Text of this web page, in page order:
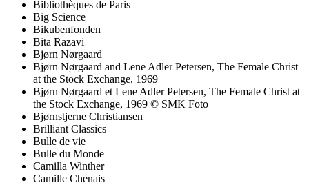
Bibliothèques de Paris
Big Science
Bikubenfonden
Bita Razavi
Bjørn Nørgaard
Bjørn Nørgaard and Lene Adler Petersen, The Female Christ
at the Stock Exchange, 1969
Bjørn Nørgaard et Lene Adler Petersen, The Female Christ at
the Stock Exchange, 1969 © SMK Foto
Bjørnstjerne Christiansen
Brilliant Classics
Bulle de vie
Bulle du Monde
Camilla Winther
Camille Chenais